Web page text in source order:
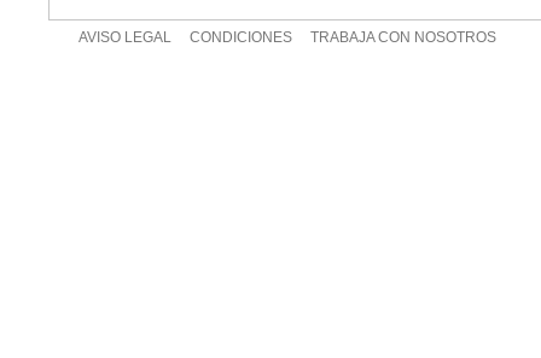
AVISO LEGAL CONDICIONES TRABAJA CON NOSOTROS